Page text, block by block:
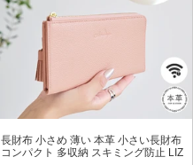
長財布 小さめ 薄い 本革 小さい長財布
コンパクト 多収納 スキミング防止 LIZ